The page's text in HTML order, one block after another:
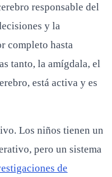
responsable del
y la
completo hasta
tanto, la amígdala, el
está activa y es
Los niños tienen un
pero un sistema
de